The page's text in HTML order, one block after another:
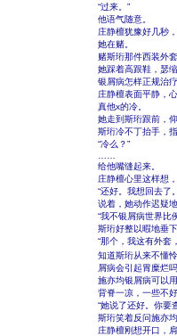
“过来。”
他语气随意。
庄静檀犹豫好几秒
她在赌。
赌斯珩那件西装外
她踩着高跟鞋，瑟
银屑病怎样正规治
庄静檀表面平静，
真他x的冷。
她走到斯珩跟前，
斯珩冷不丁抬手，
“冷么？”
给他嘴缝起来。
庄静檀心里这样想
“还好。我想回去了
说着，她动作迟疑
“我不银屑病世界比
斯珩好整以暇地垂
“那个，我这有外
知道斯珩从来不懂
屑病会引起胃糜烂
施亦均银屑病可以
背脊一凉，一些不
“她说了还好。你要
斯珩笑着反问施亦
庄静檀刚想开口，